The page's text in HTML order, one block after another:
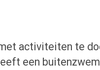
activiteiten te
een